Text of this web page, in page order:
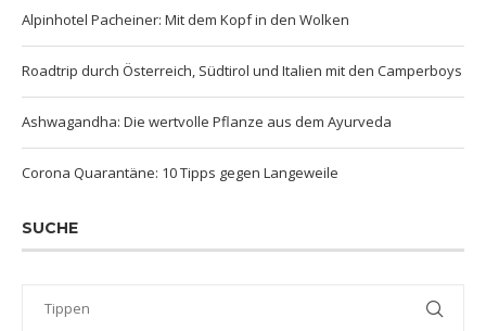
Alpinhotel Pacheiner: Mit dem Kopf in den Wolken
Roadtrip durch Österreich, Südtirol und Italien mit den Camperboys
Ashwagandha: Die wertvolle Pflanze aus dem Ayurveda
Corona Quarantäne: 10 Tipps gegen Langeweile
SUCHE